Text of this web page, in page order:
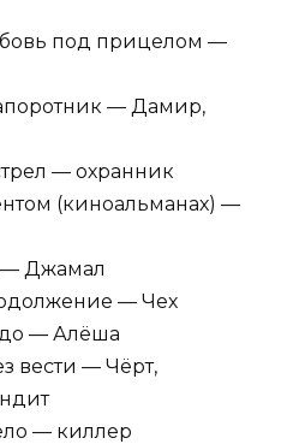
под прицелом —
— Дамир,
— охранник
(киноальманах) —
— Джамал
— Чех
— Алёша
вести — Чёрт,
— киллер